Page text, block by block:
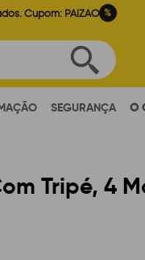
Cupom: PAIZAO %
SEGURANÇA O
Tripé, 4